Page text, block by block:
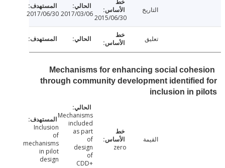
2015/06/30
2017/03/06
2017/06/30
Mechanisms for enhancing social
through community development
inclusion in
Mechanisms
as part
of
design
Inclusion
of
mechanisms
in pilot
design